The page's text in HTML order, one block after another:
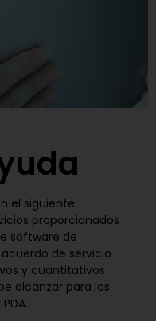
el siguiente
proporcionados
software de
de servicio
y cuantitativos
alcanzar para los